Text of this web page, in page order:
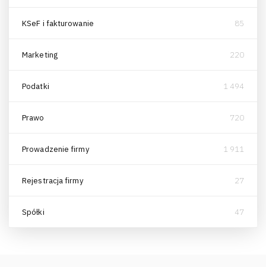
KSeF i fakturowanie 85
Marketing 220
Podatki 1 494
Prawo 720
Prowadzenie firmy 1 911
Rejestracja firmy 27
Spółki 47